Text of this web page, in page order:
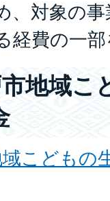
、対象の
経費の一
地域こ
こどもの